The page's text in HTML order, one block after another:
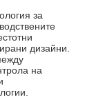
за
дизайни.
на